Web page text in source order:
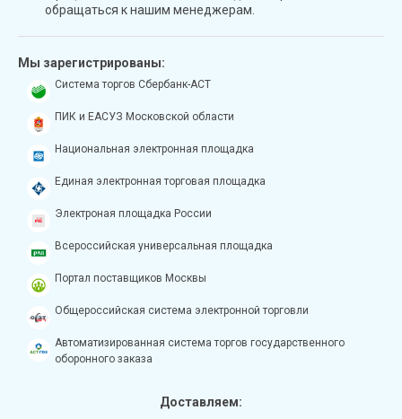
обращаться к нашим менеджерам.
Мы зарегистрированы:
Система торгов Сбербанк-АСТ
ПИК и ЕАСУЗ Московской области
Национальная электронная площадка
Единая электронная торговая площадка
Электроная площадка России
Всероссийская универсальная площадка
Портал поставщиков Москвы
Общероссийская система электронной торговли
Автоматизированная система торгов государственного
оборонного заказа
Доставляем: